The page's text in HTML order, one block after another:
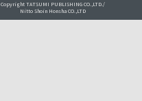
Copyright TATSUMI PUBLISHING CO.,LTD./
Nitto Shoin Honsha CO.,LTD